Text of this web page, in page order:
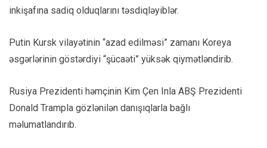
inkişafına sadiq olduqlarını təsdiqləyiblər.
Putin Kursk vilayətinin “azad edilməsi” zamanı Koreya
əsgərlərinin göstərdiyi “şücaəti” yüksək qiymətləndirib.
Rusiya Prezidenti həmçinin Kim Çen Inla ABŞ Prezidenti
Donald Trampla gözlənilən danışıqlarla bağlı
məlumatlandırıb.